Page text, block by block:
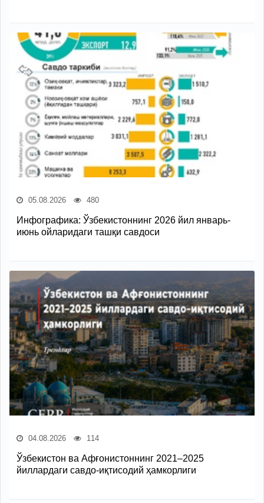
05.08.2026 480
Инфографика: Ўзбекистоннинг 2026 йил январь-
июнь ойларидаги ташқи савдоси
04.08.2026 114
Ўзбекистон ва Афғонистоннинг 2021–2025
йиллардаги савдо-иқтисодий ҳамкорлиги